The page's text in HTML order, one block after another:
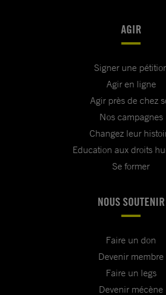
AGIR
Signer une
Agir en ligne
Agir près de chez
Nos campagnes
Changez leur
Education aux droits
Se former
NOUS SOUTENIR
Faire un don
Devenir membre
Faire un legs
Devenir mécène